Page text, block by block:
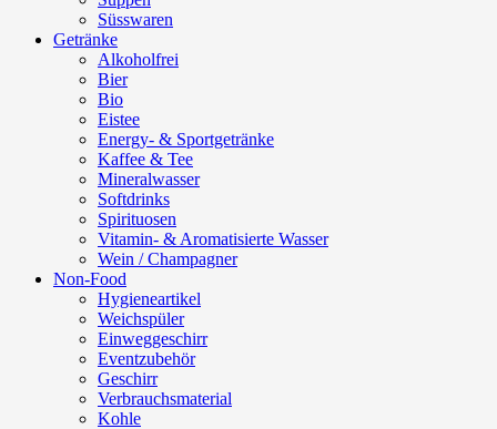
Süsswaren
Getränke
Alkoholfrei
Bier
Bio
Eistee
Energy- & Sportgetränke
Kaffee & Tee
Mineralwasser
Softdrinks
Spirituosen
Vitamin- & Aromatisierte Wasser
Wein / Champagner
Non-Food
Hygieneartikel
Weichspüler
Einweggeschirr
Eventzubehör
Geschirr
Verbrauchsmaterial
Kohle